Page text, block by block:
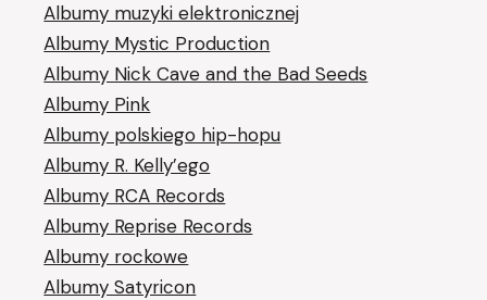
Albumy muzyki elektronicznej
Albumy Mystic Production
Albumy Nick Cave and the Bad Seeds
Albumy Pink
Albumy polskiego hip-hopu
Albumy R. Kelly’ego
Albumy RCA Records
Albumy Reprise Records
Albumy rockowe
Albumy Satyricon